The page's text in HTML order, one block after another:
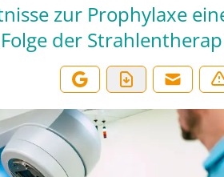
zur Prophylaxe
der